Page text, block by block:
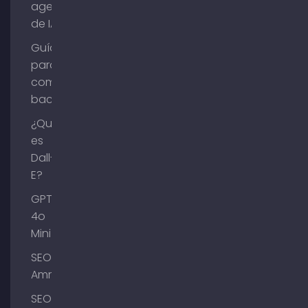
agentes
de IA?
Guía
para
comprar
backlinks
¿Qué
es
Dall-
E?
GPT-
4o
Mini
SEO
Ammersee
SEO